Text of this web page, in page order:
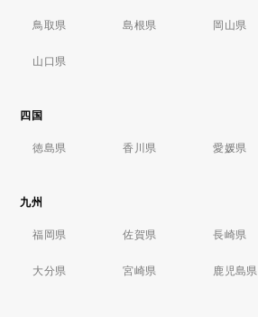
鳥取県 島根県 岡山県
山口県
四国
徳島県 香川県 愛媛県
九州
福岡県 佐賀県 長崎県
大分県 宮崎県 鹿児島県